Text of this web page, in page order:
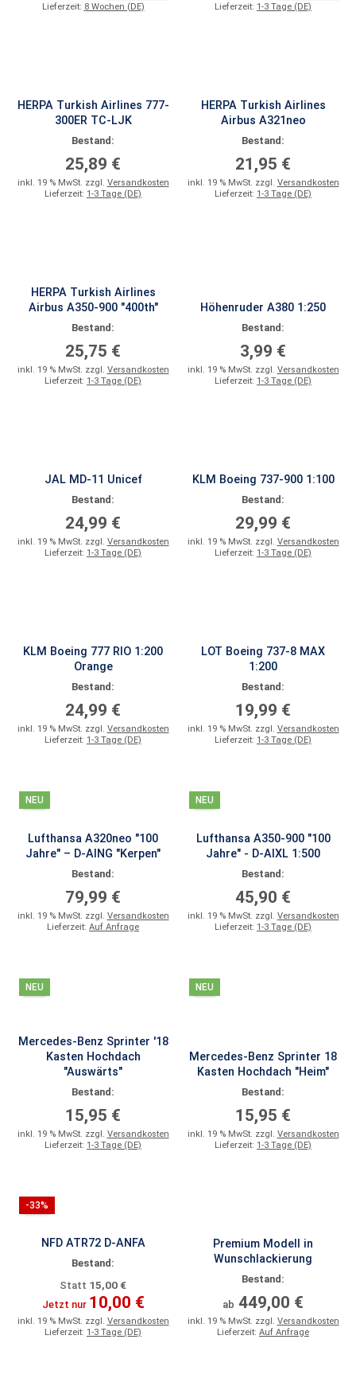
Lieferzeit: 8 Wochen (DE)
Lieferzeit: 1-3 Tage (DE)
HERPA Turkish Airlines 777-
300ER TC-LJK
Bestand:
25,89 €
inkl. 19 % MwSt. zzgl. Versandkosten
Lieferzeit: 1-3 Tage (DE)
HERPA Turkish Airlines
Airbus A321neo
Bestand:
21,95 €
inkl. 19 % MwSt. zzgl. Versandkosten
Lieferzeit: 1-3 Tage (DE)
HERPA Turkish Airlines
Airbus A350-900 "400th"
Bestand:
25,75 €
inkl. 19 % MwSt. zzgl. Versandkosten
Lieferzeit: 1-3 Tage (DE)
Höhenruder A380 1:250
Bestand:
3,99 €
inkl. 19 % MwSt. zzgl. Versandkosten
Lieferzeit: 1-3 Tage (DE)
JAL MD-11 Unicef
Bestand:
24,99 €
inkl. 19 % MwSt. zzgl. Versandkosten
Lieferzeit: 1-3 Tage (DE)
KLM Boeing 737-900 1:100
Bestand:
29,99 €
inkl. 19 % MwSt. zzgl. Versandkosten
Lieferzeit: 1-3 Tage (DE)
KLM Boeing 777 RIO 1:200
Orange
Bestand:
24,99 €
inkl. 19 % MwSt. zzgl. Versandkosten
Lieferzeit: 1-3 Tage (DE)
LOT Boeing 737-8 MAX
1:200
Bestand:
19,99 €
inkl. 19 % MwSt. zzgl. Versandkosten
Lieferzeit: 1-3 Tage (DE)
NEU
Lufthansa A320neo "100
Jahre" – D-AING "Kerpen"
Bestand:
79,99 €
inkl. 19 % MwSt. zzgl. Versandkosten
Lieferzeit: Auf Anfrage
NEU
Lufthansa A350-900 "100
Jahre" - D-AIXL 1:500
Bestand:
45,90 €
inkl. 19 % MwSt. zzgl. Versandkosten
Lieferzeit: 1-3 Tage (DE)
NEU
Mercedes-Benz Sprinter '18
Kasten Hochdach
"Auswärts"
Bestand:
15,95 €
inkl. 19 % MwSt. zzgl. Versandkosten
Lieferzeit: 1-3 Tage (DE)
NEU
Mercedes-Benz Sprinter 18
Kasten Hochdach "Heim"
Bestand:
15,95 €
inkl. 19 % MwSt. zzgl. Versandkosten
Lieferzeit: 1-3 Tage (DE)
-33%
NFD ATR72 D-ANFA
Bestand:
Statt 15,00 €
Jetzt nur 10,00 €
inkl. 19 % MwSt. zzgl. Versandkosten
Lieferzeit: 1-3 Tage (DE)
Premium Modell in
Wunschlackierung
Bestand:
ab 449,00 €
inkl. 19 % MwSt. zzgl. Versandkosten
Lieferzeit: Auf Anfrage